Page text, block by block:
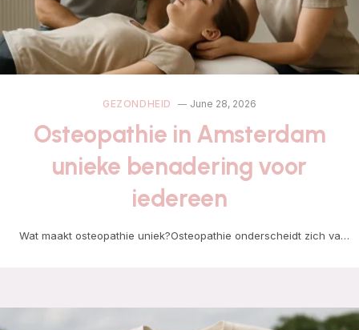
GEZONDHEID June 28, 2026
Osteopathie in Amsterdam
unieke benadering voor
iedereen
Wat maakt osteopathie uniek?Osteopathie onderscheidt zich van